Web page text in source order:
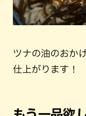
ツナの油のおか
仕上がります！